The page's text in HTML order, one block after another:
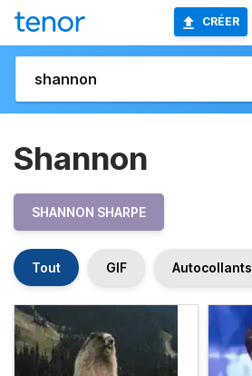
CRÉER
Shannon
SHANNON SHARPE
Tout GIF Autocollants